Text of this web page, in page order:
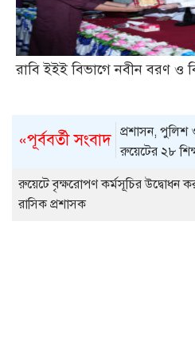
রাবি ইইই বিভাগে নবীন বরণ ও
«পূর্ববর্তী সংবাদ প্রশাসন, পুলিশ ও
রুয়েটের ২৮
রুয়েটে বৃক্ষরোপণ কর্মসূচির উদ্বোধন
রাসিক প্রশাসক